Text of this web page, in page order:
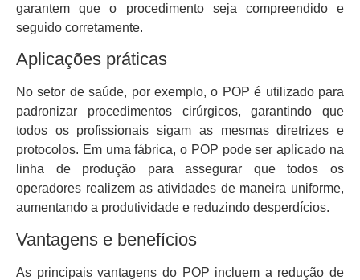
garantem que o procedimento seja compreendido e
seguido corretamente.
Aplicações práticas
No setor de saúde, por exemplo, o POP é utilizado para
padronizar procedimentos cirúrgicos, garantindo que
todos os profissionais sigam as mesmas diretrizes e
protocolos. Em uma fábrica, o POP pode ser aplicado na
linha de produção para assegurar que todos os
operadores realizem as atividades de maneira uniforme,
aumentando a produtividade e reduzindo desperdícios.
Vantagens e benefícios
As principais vantagens do POP incluem a redução de